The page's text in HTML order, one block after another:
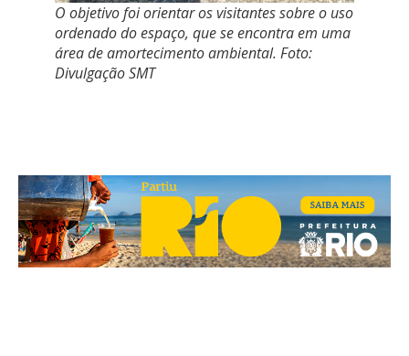
O objetivo foi orientar os visitantes sobre o uso
ordenado do espaço, que se encontra em uma
área de amortecimento ambiental. Foto:
Divulgação SMT